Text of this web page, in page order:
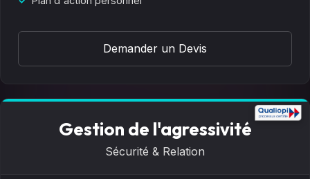
Demander un Devis
Gestion de l'agressivité
Sécurité & Relation